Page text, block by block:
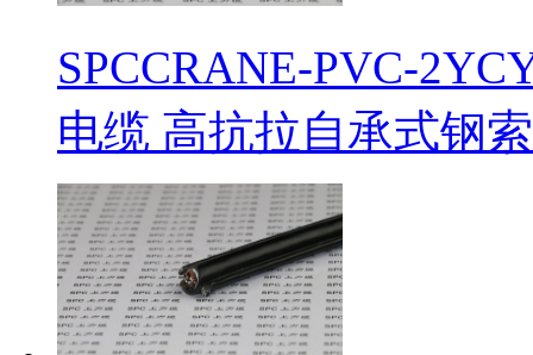
​SPCCRANE-PVC-
电缆 高抗拉自承式钢